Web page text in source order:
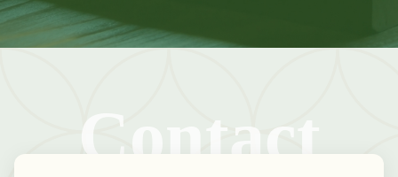
Contact